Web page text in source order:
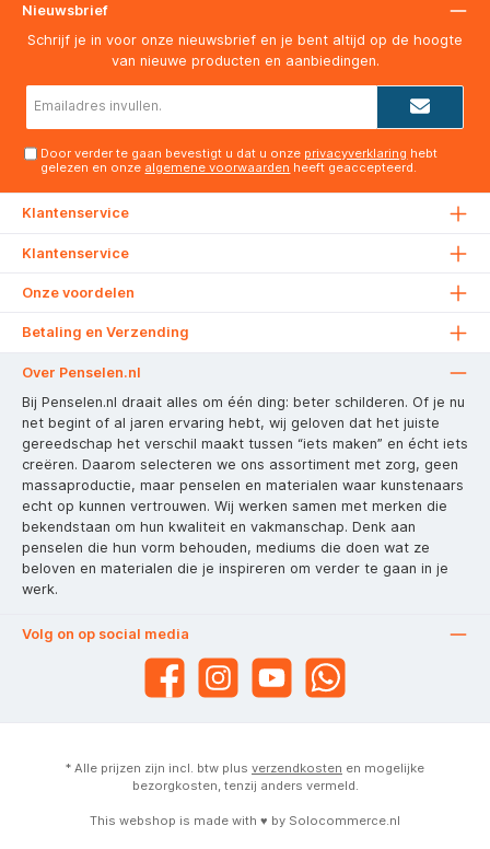
Nieuwsbrief
Schrijf je in voor onze nieuwsbrief en je bent altijd op de hoogte
van nieuwe producten en aanbiedingen.
Door verder te gaan bevestigt u dat u onze privacyverklaring hebt
gelezen en onze algemene voorwaarden heeft geaccepteerd.
Klantenservice
Klantenservice
Onze voordelen
Betaling en Verzending
Over Penselen.nl
Bij Penselen.nl draait alles om één ding: beter schilderen. Of je nu
net begint of al jaren ervaring hebt, wij geloven dat het juiste
gereedschap het verschil maakt tussen “iets maken” en écht iets
creëren. Daarom selecteren we ons assortiment met zorg, geen
massaproductie, maar penselen en materialen waar kunstenaars
echt op kunnen vertrouwen. Wij werken samen met merken die
bekendstaan om hun kwaliteit en vakmanschap. Denk aan
penselen die hun vorm behouden, mediums die doen wat ze
beloven en materialen die je inspireren om verder te gaan in je
werk.
Volg on op social media
* Alle prijzen zijn incl. btw plus verzendkosten en mogelijke
bezorgkosten, tenzij anders vermeld.
This webshop is made with ♥ by Solocommerce.nl